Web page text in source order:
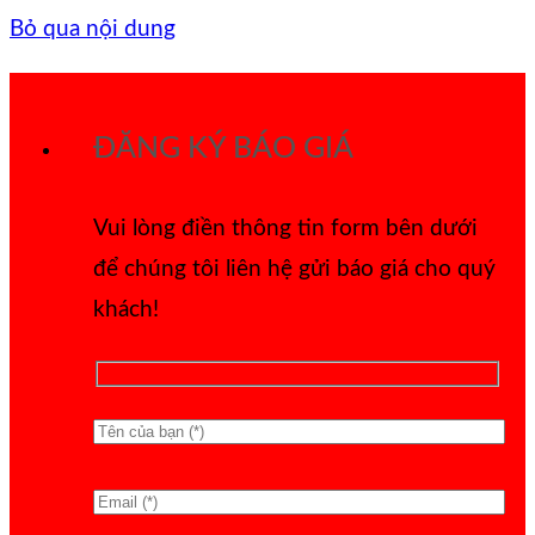
Bỏ qua nội dung
ĐĂNG KÝ BÁO GIÁ
Vui lòng điền thông tin form bên dưới
để chúng tôi liên hệ gửi báo giá cho quý
khách!